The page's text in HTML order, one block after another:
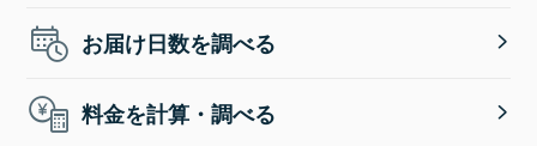
お届け日数を調べる
料金を計算・調べる